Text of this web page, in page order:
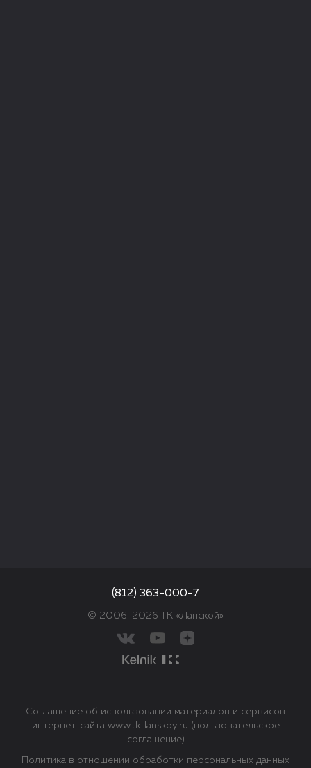
© 2006–2026 ТК «Ланской»
(812) 363-000-7
Политика в отношении обработки персональных данных
Соглашение об использовании материалов и сервисов
интернет-сайта www.tk-lanskoy.ru (пользовательское
соглашение)